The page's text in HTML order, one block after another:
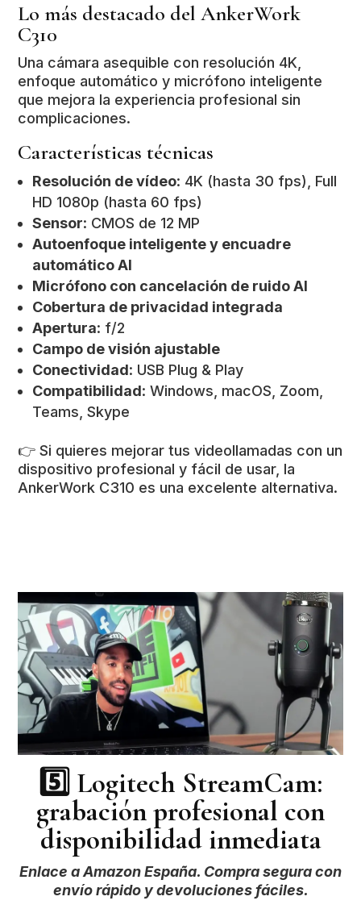
Lo más destacado del AnkerWork
C310
Una cámara asequible con resolución 4K,
enfoque automático y micrófono inteligente
que mejora la experiencia profesional sin
complicaciones.
Características técnicas
Resolución de vídeo: 4K (hasta 30 fps), Full
HD 1080p (hasta 60 fps)
Sensor: CMOS de 12 MP
Autoenfoque inteligente y encuadre
automático AI
Micrófono con cancelación de ruido AI
Cobertura de privacidad integrada
Apertura: f/2
Campo de visión ajustable
Conectividad: USB Plug & Play
Compatibilidad: Windows, macOS, Zoom,
Teams, Skype
👉 Si quieres mejorar tus videollamadas con un
dispositivo profesional y fácil de usar, la
AnkerWork C310 es una excelente alternativa.
5️⃣ Logitech StreamCam:
grabación profesional con
disponibilidad inmediata
Enlace a Amazon España. Compra segura con
envío rápido y devoluciones fáciles.